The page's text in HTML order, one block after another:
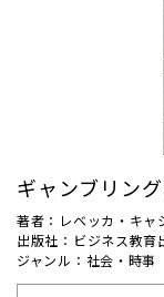
ギャンブリン
著者：レベッカ・キャ
出版社：ビジネス教育
ジャンル：社会・時事